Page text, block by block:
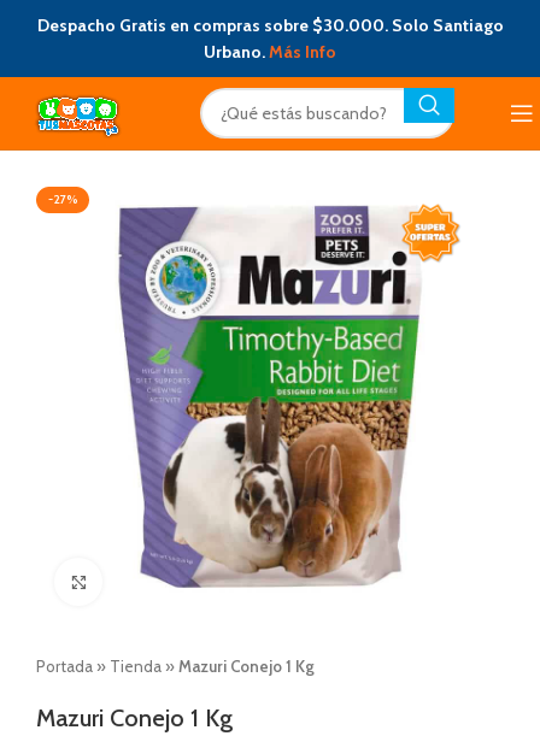
Despacho Gratis en compras sobre $30.000. Solo Santiago
Urbano.Más Info
-27%
Click to enlarge
Portada » Tienda »Mazuri Conejo 1 Kg
Mazuri Conejo 1 Kg